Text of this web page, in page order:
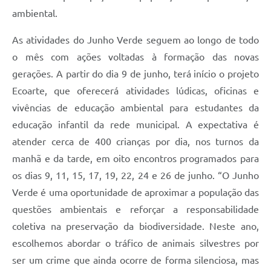
ambiental.
As atividades do Junho Verde seguem ao longo de todo
o mês com ações voltadas à formação das novas
gerações. A partir do dia 9 de junho, terá início o projeto
Ecoarte, que oferecerá atividades lúdicas, oficinas e
vivências de educação ambiental para estudantes da
educação infantil da rede municipal. A expectativa é
atender cerca de 400 crianças por dia, nos turnos da
manhã e da tarde, em oito encontros programados para
os dias 9, 11, 15, 17, 19, 22, 24 e 26 de junho. “O Junho
Verde é uma oportunidade de aproximar a população das
questões ambientais e reforçar a responsabilidade
coletiva na preservação da biodiversidade. Neste ano,
escolhemos abordar o tráfico de animais silvestres por
ser um crime que ainda ocorre de forma silenciosa, mas